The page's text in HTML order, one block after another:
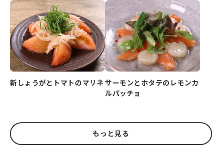
新しょうがとトマトのマリネサーモンとホタテのレモンカ
ルパッチョ
もっと見る